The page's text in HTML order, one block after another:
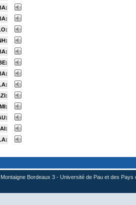
Bordeaux 3 - Université de Pau et des Pays